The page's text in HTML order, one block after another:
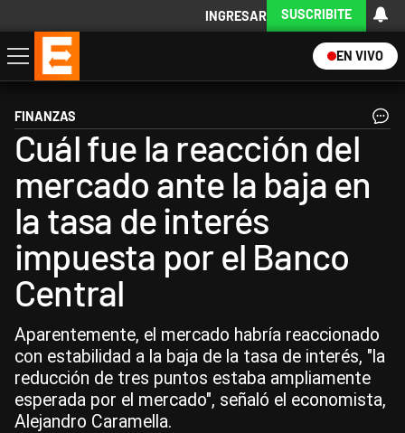
INGRESAR SUSCRIBITE
EN VIVO
Economía
Política
Internacional
Actualidad
Descargá la App
FINANZAS
Cuál fue la reacción del
mercado ante la baja en
la tasa de interés
impuesta por el Banco
Central
Aparentemente, el mercado habría reaccionado
con estabilidad a la baja de la tasa de interés, "la
reducción de tres puntos estaba ampliamente
esperada por el mercado", señaló el economista,
Alejandro Caramella.